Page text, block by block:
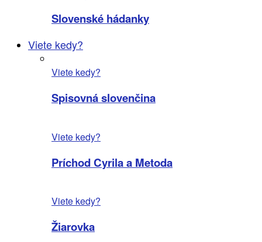
Slovenské hádanky
Viete kedy?
Viete kedy?
Spisovná slovenčina
Viete kedy?
Príchod Cyrila a Metoda
Viete kedy?
Žiarovka